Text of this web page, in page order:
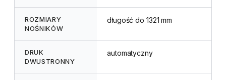
ROZMIARY
NOŚNIKÓW
długość do 1321 mm
DRUK
DWUSTRONNY
automatyczny